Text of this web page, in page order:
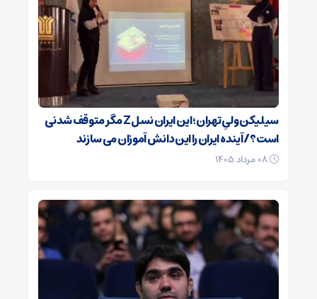
سیلیکن ولیِ تهران؛ این ایران نسل Z مگر متوقف شدنی
است؟ / آینده ایران را این دانش آموزان می سازند